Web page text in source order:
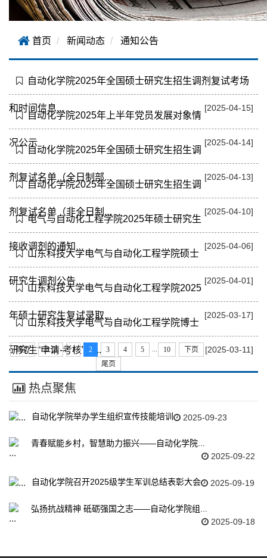
首页 新闻动态 通知公告
自动化学院2025年全国硕士研究生招生调剂复试考场
和时间信息... [2025-04-15]
自动化学院2025年上半年党员发展对象情
况公示 [2025-04-14]
自动化学院2025年全国硕士研究生招生调
剂复试名单（全日制部... [2025-04-13]
自动化学院2025年全国硕士研究生招生调
剂复试名单（非全日制... [2025-04-10]
电气与自动化工程学院2025年硕士研究生
接收调剂的通知 [2025-04-06]
山东科技大学电气与自动化工程学院硕士
研究生调剂公告 [2025-04-01]
山东科技大学电气与自动化工程学院2025
年硕士研究生复试录取... [2025-03-17]
山东科技大学电气与自动化工程学院博士
研究生“申请-考核”制... [2025-03-11]
首页 上页 1 2 3 4 5 10
下页
尾页
热点聚焦
自动化学院举办学生组织宣传技能培训 2025-09-23
青春赋能乡村，智慧助力振兴——自动化学院...
2025-09-22
自动化学院召开2025级学生军训总结表彰大会 2025-09-19
弘扬抗战精神 砥砺强国之志——自动化学院组...
2025-09-18